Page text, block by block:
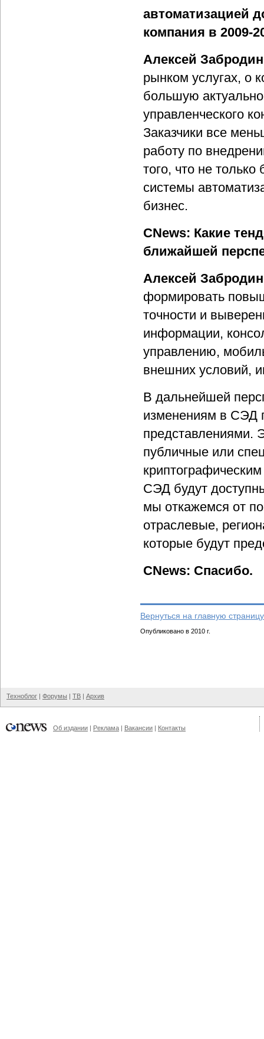
автоматизацией
компания в 2009-
Алексей
рынком услугах, о
большую
управленческого
Заказчики все
работу по
того, что не
системы
бизнес.
CNews: Какие
ближайшей
Алексей
формировать
точности и
информации,
управлению,
внешних условий,
В дальнейшей
изменениям в СЭД
представлениями.
публичные или
СЭД будут
мы откажемся от
отраслевые,
которые будут
CNews: Спасибо.
Вернуться на главную
Опубликовано в 2010 г.
Техноблог | Форумы | ТВ | Архив
Об издании | Реклама | Вакансии | Контакты